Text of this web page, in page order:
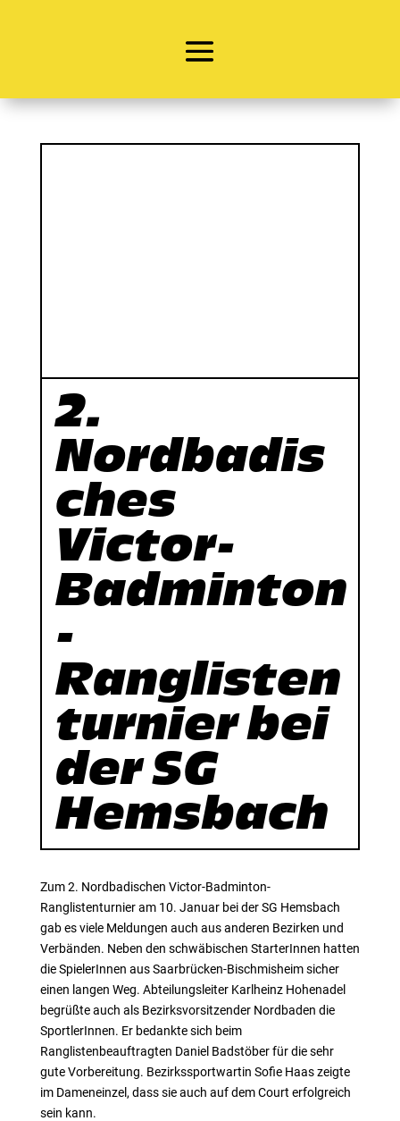
2.
Nordbadis
ches
Victor-
Badminton
-
Ranglisten
turnier bei
der SG
Hemsbach
Zum 2. Nordbadischen Victor-Badminton-
Ranglistenturnier am 10. Januar bei der SG Hemsbach
gab es viele Meldungen auch aus anderen Bezirken und
Verbänden. Neben den schwäbischen StarterInnen hatten
die SpielerInnen aus Saarbrücken-Bischmisheim sicher
einen langen Weg. Abteilungsleiter Karlheinz Hohenadel
begrüßte auch als Bezirksvorsitzender Nordbaden die
SportlerInnen. Er bedankte sich beim
Ranglistenbeauftragten Daniel Badstöber für die sehr
gute Vorbereitung. Bezirkssportwartin Sofie Haas zeigte
im Dameneinzel, dass sie auch auf dem Court erfolgreich
sein kann.